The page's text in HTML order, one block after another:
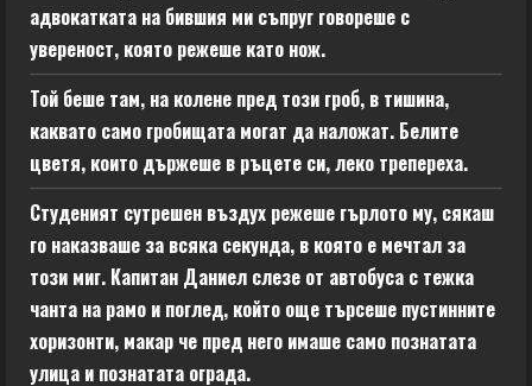
адвокатката на бившия ми съпруг говореше с
увереност, която режеше като нож.
Той беше там, на колене пред този гроб, в тишина,
каквато само гробищата могат да наложат. Белите
цветя, които държеше в ръцете си, леко трепереха.
Студеният сутрешен въздух режеше гърлото му, сякаш
го наказваше за всяка секунда, в която е мечтал за
този миг. Капитан Даниел слезе от автобуса с тежка
чанта на рамо и поглед, който още търсеше пустинните
хоризонти, макар че пред него имаше само познатата
улица и познатата ограда.